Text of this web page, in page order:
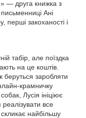
— друга книжка з
письменниці Ані
перші закоханості і
табір, але поїздка
на це коштів.
беруться заробляти
крамничку
Лусія ініціює
все
найбільшу